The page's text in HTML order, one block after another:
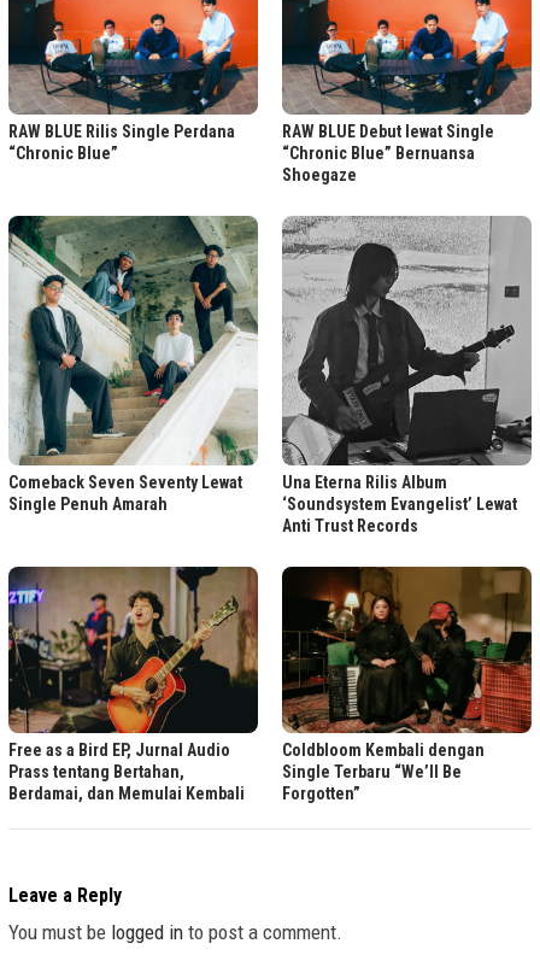
RAW BLUE Rilis Single Perdana
“Chronic Blue”
RAW BLUE Debut lewat Single
“Chronic Blue” Bernuansa
Shoegaze
Comeback Seven Seventy Lewat
Single Penuh Amarah
Una Eterna Rilis Album
‘Soundsystem Evangelist’ Lewat
Anti Trust Records
Free as a Bird EP, Jurnal Audio
Prass tentang Bertahan,
Berdamai, dan Memulai Kembali
Coldbloom Kembali dengan
Single Terbaru “We’ll Be
Forgotten”
Leave a Reply
You must be logged in to post a comment.